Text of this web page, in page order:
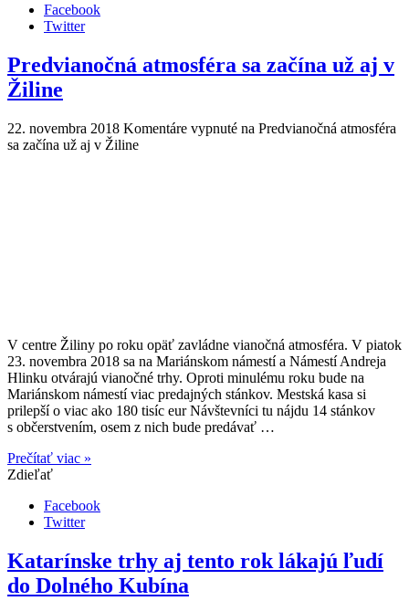
Facebook
Twitter
Predvianočná atmosféra sa začína už aj v
Žiline
22. novembra 2018 Komentáre vypnuté na Predvianočná atmosféra
sa začína už aj v Žiline
V centre Žiliny po roku opäť zavládne vianočná atmosféra. V piatok
23. novembra 2018 sa na Mariánskom námestí a Námestí Andreja
Hlinku otvárajú vianočné trhy. Oproti minulému roku bude na
Mariánskom námestí viac predajných stánkov. Mestská kasa si
prilepší o viac ako 180 tisíc eur Návštevníci tu nájdu 14 stánkov
s občerstvením, osem z nich bude predávať …
Prečítať viac »
Zdieľať
Facebook
Twitter
Katarínske trhy aj tento rok lákajú ľudí
do Dolného Kubína